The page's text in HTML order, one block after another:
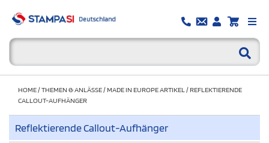
HOME/THEMEN & ANLÄSSE/MADE IN EUROPE ARTIKEL/REFLEKTIERENDE
CALLOUT-AUFHÄNGER
Reflektierende Callout-Aufhänger